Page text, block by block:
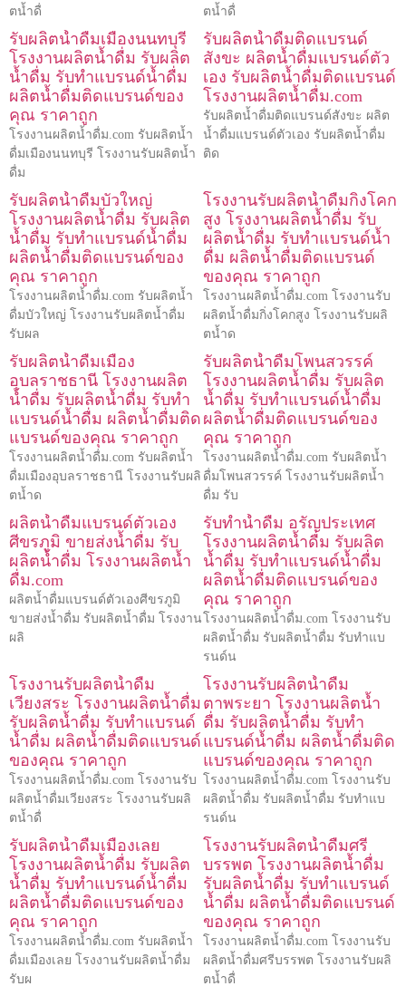
ตน้ำดื่ ตน้ำดื่
รับผลิตน้ำดื่มเมืองนนทบุรี
โรงงานผลิตน้ำดื่ม รับผลิต
น้ำดื่ม รับทำแบรนด์น้ำดื่ม
ผลิตน้ำดื่มติดแบรนด์ของ
คุณ ราคาถูก
โรงงานผลิตน้ำดื่ม.com รับผลิตน้ำ
ดื่มเมืองนนทบุรี โรงงานรับผลิตน้ำ
ดื่ม
รับผลิตน้ำดื่มติดแบรนด์
สังขะ ผลิตน้ำดื่มแบรนด์ตัว
เอง รับผลิตน้ำดื่มติดแบรนด์
โรงงานผลิตน้ำดื่ม.com
รับผลิตน้ำดื่มติดแบรนด์สังขะ ผลิต
น้ำดื่มแบรนด์ตัวเอง รับผลิตน้ำดื่ม
ติด
รับผลิตน้ำดื่มบัวใหญ่
โรงงานผลิตน้ำดื่ม รับผลิต
น้ำดื่ม รับทำแบรนด์น้ำดื่ม
ผลิตน้ำดื่มติดแบรนด์ของ
คุณ ราคาถูก
โรงงานผลิตน้ำดื่ม.com รับผลิตน้ำ
ดื่มบัวใหญ่ โรงงานรับผลิตน้ำดื่ม
รับผล
โรงงานรับผลิตน้ำดื่มกิ่งโคก
สูง โรงงานผลิตน้ำดื่ม รับ
ผลิตน้ำดื่ม รับทำแบรนด์น้ำ
ดื่ม ผลิตน้ำดื่มติดแบรนด์
ของคุณ ราคาถูก
โรงงานผลิตน้ำดื่ม.com โรงงานรับ
ผลิตน้ำดื่มกิ่งโคกสูง โรงงานรับผลิ
ตน้ำด
รับผลิตน้ำดื่มเมือง
อุบลราชธานี โรงงานผลิต
น้ำดื่ม รับผลิตน้ำดื่ม รับทำ
แบรนด์น้ำดื่ม ผลิตน้ำดื่มติด
แบรนด์ของคุณ ราคาถูก
โรงงานผลิตน้ำดื่ม.com รับผลิตน้ำ
ดื่มเมืองอุบลราชธานี โรงงานรับผลิ
ตน้ำด
รับผลิตน้ำดื่มโพนสวรรค์
โรงงานผลิตน้ำดื่ม รับผลิต
น้ำดื่ม รับทำแบรนด์น้ำดื่ม
ผลิตน้ำดื่มติดแบรนด์ของ
คุณ ราคาถูก
โรงงานผลิตน้ำดื่ม.com รับผลิตน้ำ
ดื่มโพนสวรรค์ โรงงานรับผลิตน้ำ
ดื่ม รับ
ผลิตน้ำดื่มแบรนด์ตัวเอง
ศีขรภูมิ ขายส่งน้ำดื่ม รับ
ผลิตน้ำดื่ม โรงงานผลิตน้ำ
ดื่ม.com
ผลิตน้ำดื่มแบรนด์ตัวเองศีขรภูมิ
ขายส่งน้ำดื่ม รับผลิตน้ำดื่ม โรงงาน
ผลิ
รับทำน้ำดื่ม อรัญประเทศ
โรงงานผลิตน้ำดื่ม รับผลิต
น้ำดื่ม รับทำแบรนด์น้ำดื่ม
ผลิตน้ำดื่มติดแบรนด์ของ
คุณ ราคาถูก
โรงงานผลิตน้ำดื่ม.com โรงงานรับ
ผลิตน้ำดื่ม รับผลิตน้ำดื่ม รับทำแบ
รนด์น
โรงงานรับผลิตน้ำดื่ม
เวียงสระ โรงงานผลิตน้ำดื่ม
รับผลิตน้ำดื่ม รับทำแบรนด์
น้ำดื่ม ผลิตน้ำดื่มติดแบรนด์
ของคุณ ราคาถูก
โรงงานผลิตน้ำดื่ม.com โรงงานรับ
ผลิตน้ำดื่มเวียงสระ โรงงานรับผลิ
ตน้ำดื่
โรงงานรับผลิตน้ำดื่ม
ตาพระยา โรงงานผลิตน้ำ
ดื่ม รับผลิตน้ำดื่ม รับทำ
แบรนด์น้ำดื่ม ผลิตน้ำดื่มติด
แบรนด์ของคุณ ราคาถูก
โรงงานผลิตน้ำดื่ม.com โรงงานรับ
ผลิตน้ำดื่ม รับผลิตน้ำดื่ม รับทำแบ
รนด์น
รับผลิตน้ำดื่มเมืองเลย
โรงงานผลิตน้ำดื่ม รับผลิต
น้ำดื่ม รับทำแบรนด์น้ำดื่ม
ผลิตน้ำดื่มติดแบรนด์ของ
คุณ ราคาถูก
โรงงานผลิตน้ำดื่ม.com รับผลิตน้ำ
ดื่มเมืองเลย โรงงานรับผลิตน้ำดื่ม
รับผ
โรงงานรับผลิตน้ำดื่มศรี
บรรพต โรงงานผลิตน้ำดื่ม
รับผลิตน้ำดื่ม รับทำแบรนด์
น้ำดื่ม ผลิตน้ำดื่มติดแบรนด์
ของคุณ ราคาถูก
โรงงานผลิตน้ำดื่ม.com โรงงานรับ
ผลิตน้ำดื่มศรีบรรพต โรงงานรับผลิ
ตน้ำดื่